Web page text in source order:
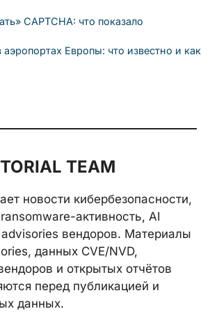
CAPTCHA: что показало
Европы: что известно и как
TEAM
новости кибербезопасности,
активность, AI
вендоров. Материалы
данных CVE/NVD,
и открытых отчётов
перед публикацией и
данных.